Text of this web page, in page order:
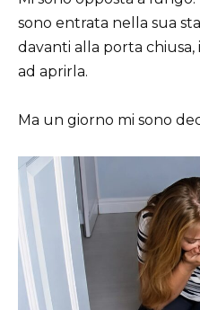
sono entrata nella sua
davanti alla porta
ad aprirla.
Ma un giorno mi sono